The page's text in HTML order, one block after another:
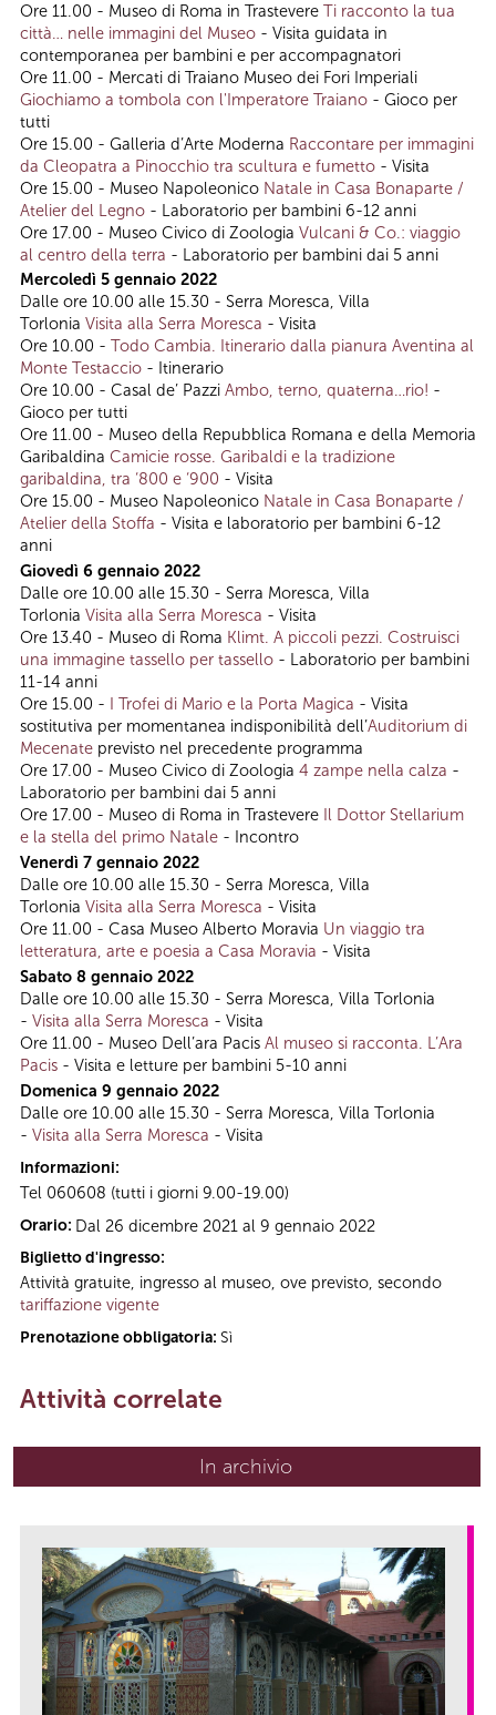
Ore 11.00 - Museo di Roma in Trastevere Ti racconto la tua
città… nelle immagini del Museo - Visita guidata in
contemporanea per bambini e per accompagnatori
Ore 11.00 - Mercati di Traiano Museo dei Fori Imperiali
Giochiamo a tombola con l'Imperatore Traiano - Gioco per
tutti
Ore 15.00 - Galleria d’Arte Moderna Raccontare per immagini
da Cleopatra a Pinocchio tra scultura e fumetto - Visita
Ore 15.00 - Museo Napoleonico Natale in Casa Bonaparte /
Atelier del Legno - Laboratorio per bambini 6-12 anni
Ore 17.00 - Museo Civico di Zoologia Vulcani & Co.: viaggio
al centro della terra - Laboratorio per bambini dai 5 anni
Mercoledì 5 gennaio 2022
Dalle ore 10.00 alle 15.30 - Serra Moresca, Villa
Torlonia Visita alla Serra Moresca - Visita
Ore 10.00 - Todo Cambia. Itinerario dalla pianura Aventina al
Monte Testaccio - Itinerario
Ore 10.00 - Casal de’ Pazzi Ambo, terno, quaterna…rio! -
Gioco per tutti
Ore 11.00 - Museo della Repubblica Romana e della Memoria
Garibaldina Camicie rosse. Garibaldi e la tradizione
garibaldina, tra ‘800 e ‘900 - Visita
Ore 15.00 - Museo Napoleonico Natale in Casa Bonaparte /
Atelier della Stoffa - Visita e laboratorio per bambini 6-12
anni
Giovedì 6 gennaio 2022
Dalle ore 10.00 alle 15.30 - Serra Moresca, Villa
Torlonia Visita alla Serra Moresca - Visita
Ore 13.40 - Museo di Roma Klimt. A piccoli pezzi. Costruisci
una immagine tassello per tassello - Laboratorio per bambini
11-14 anni
Ore 15.00 -
I Trofei di Mario e la Porta Magica - Visita
sostitutiva per momentanea indisponibilità dell’Auditorium di
Mecenate previsto nel precedente programma
Ore 17.00 - Museo Civico di Zoologia 4 zampe nella calza -
Laboratorio per bambini dai 5 anni
Ore 17.00 - Museo di Roma in Trastevere Il Dottor Stellarium
e la stella del primo Natale - Incontro
Venerdì 7 gennaio 2022
Dalle ore 10.00 alle 15.30 - Serra Moresca, Villa
Torlonia Visita alla Serra Moresca - Visita
Ore 11.00 - Casa Museo Alberto Moravia Un viaggio tra
letteratura, arte e poesia a Casa Moravia - Visita
Sabato 8 gennaio 2022
Dalle ore 10.00 alle 15.30 - Serra Moresca, Villa Torlonia
- Visita alla Serra Moresca - Visita
Ore 11.00 - Museo Dell’ara Pacis Al museo si racconta. L’Ara
Pacis - Visita e letture per bambini 5-10 anni
Domenica 9 gennaio 2022
Dalle ore 10.00 alle 15.30 - Serra Moresca, Villa Torlonia
- Visita alla Serra Moresca - Visita
Informazioni:
Tel 060608 (tutti i giorni 9.00-19.00)
Orario: Dal 26 dicembre 2021 al 9 gennaio 2022
Biglietto d'ingresso:
Attività gratuite, ingresso al museo, ove previsto, secondo
tariffazione vigente
Prenotazione obbligatoria: Sì
Attività correlate
In archivio